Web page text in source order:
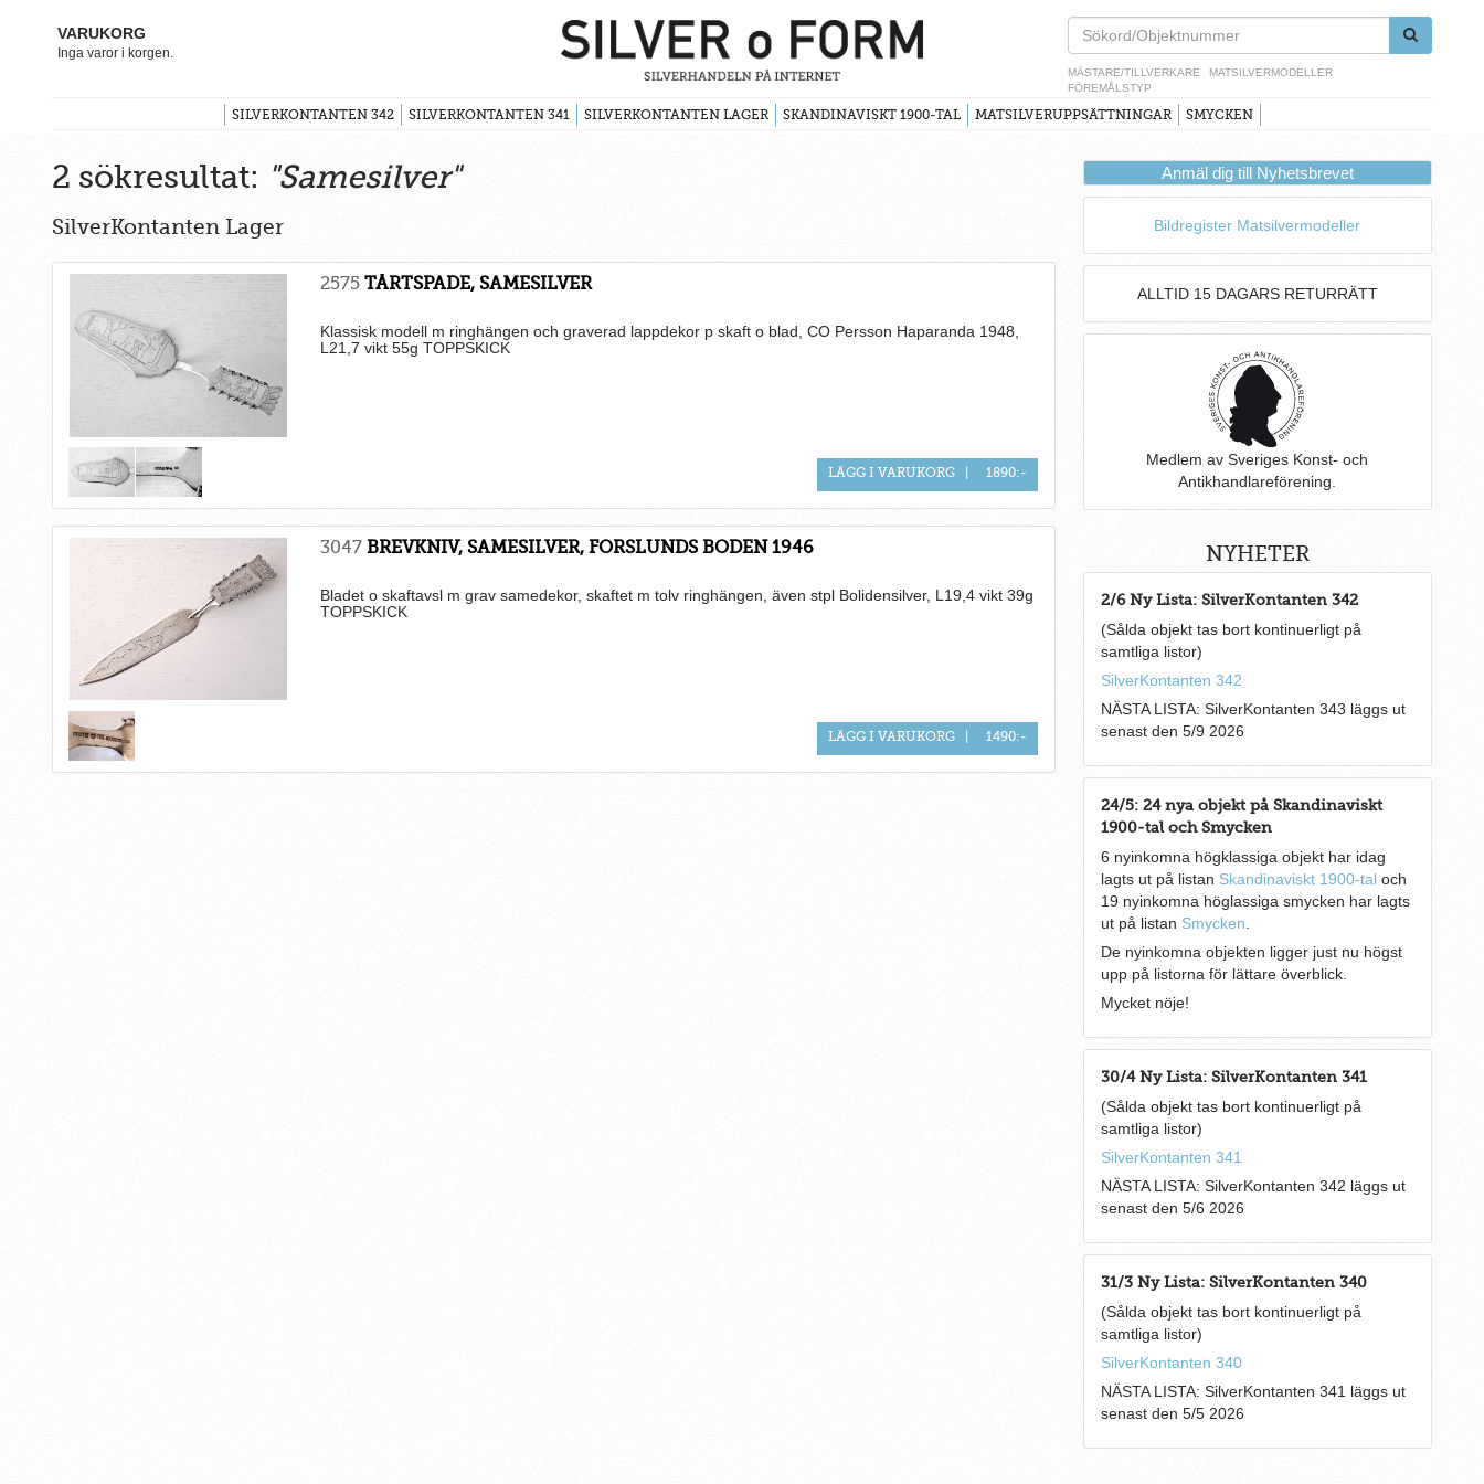
VARUKORG
Inga varor i korgen.
MÄSTARE/TILLVERKARE
MATSILVERMODELLER
FÖREMÅLSTYP
SILVERKONTANTEN 342 SILVERKONTANTEN 341 SILVERKONTANTEN LAGER SKANDINAVISKT 1900-TAL MATSILVERUPPSÄTTNINGAR SMYCKEN
2 sökresultat: "Samesilver"
SilverKontanten Lager
2575 TÅRTSPADE, SAMESILVER
Klassisk modell m ringhängen och graverad lappdekor p skaft o blad, CO Persson Haparanda 1948,
L21,7 vikt 55g TOPPSKICK
LÄGG I VARUKORG 1890:-
3047 BREVKNIV, SAMESILVER, FORSLUNDS BODEN 1946
Bladet o skaftavsl m grav samedekor, skaftet m tolv ringhängen, även stpl Bolidensilver, L19,4 vikt 39g
TOPPSKICK
LÄGG I VARUKORG 1490:-
Anmäl dig till Nyhetsbrevet
Bildregister Matsilvermodeller
ALLTID 15 DAGARS RETURRÄTT
Medlem av Sveriges Konst- och
Antikhandlareförening.
NYHETER
2/6 Ny Lista: SilverKontanten 342
(Sålda objekt tas bort kontinuerligt på
samtliga listor)
SilverKontanten 342
NÄSTA LISTA: SilverKontanten 343 läggs ut
senast den 5/9 2026
24/5: 24 nya objekt på Skandinaviskt
1900-tal och Smycken
6 nyinkomna högklassiga objekt har idag
lagts ut på listan Skandinaviskt 1900-taloch
19 nyinkomna höglassiga smycken har lagts
ut på listan Smycken
De nyinkomna objekten ligger just nu högst
upp på listorna för lättare överblick.
Mycket nöje!
30/4 Ny Lista: SilverKontanten 341
(Sålda objekt tas bort kontinuerligt på
samtliga listor)
SilverKontanten 341
NÄSTA LISTA: SilverKontanten 342 läggs ut
senast den 5/6 2026
31/3 Ny Lista: SilverKontanten 340
(Sålda objekt tas bort kontinuerligt på
samtliga listor)
SilverKontanten 340
NÄSTA LISTA: SilverKontanten 341 läggs ut
senast den 5/5 2026